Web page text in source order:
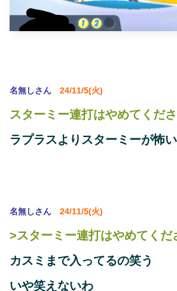
名無しさん 24/11/5(火)
スターミー連打はやめてくだ
ラプラスよりスターミーが怖い
名無しさん 24/11/5(火)
>スターミー連打はやめてくだ
カスミまで入ってるの笑う
いや笑えないわ